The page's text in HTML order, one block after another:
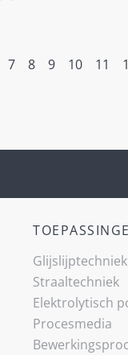
7 8 9 10 11
Glijslijp­techniek
Straaltechniek
Elektrolytisch
Procesmedia